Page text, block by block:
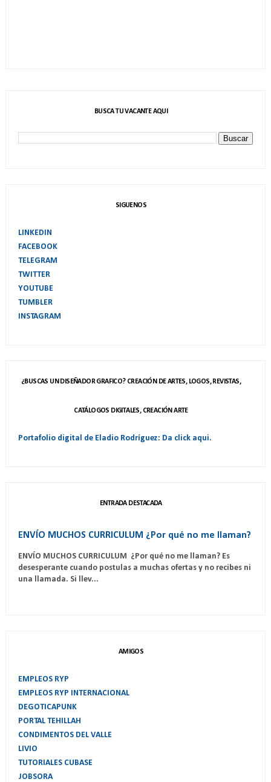
BUSCA TU VACANTE AQUI
SIGUENOS
LINKEDIN
FACEBOOK
TELEGRAM
TWITTER
YOUTUBE
TUMBLER
INSTAGRAM
¿BUSCAS UN DISEÑADOR GRAFICO? CREACIÓN DE ARTES, LOGOS, REVISTAS,
CATÁLOGOS DIGITALES, CREACIÓN ARTE
Portafolio digital de Eladio Rodríguez: Da click aqui.
ENTRADA DESTACADA
ENVÍO MUCHOS CURRICULUM ¿Por qué no me llaman?
ENVÍO MUCHOS CURRICULUM ¿Por qué no me llaman? Es
desesperante cuando postulas a muchas ofertas y no recibes ni
una llamada. Si llev...
AMIGOS
EMPLEOS RYP
EMPLEOS RYP INTERNACIONAL
DEGOTICAPUNK
PORTAL TEHILLAH
CONDIMENTOS DEL VALLE
LIVIO
TUTORIALES CUBASE
JOBSORA